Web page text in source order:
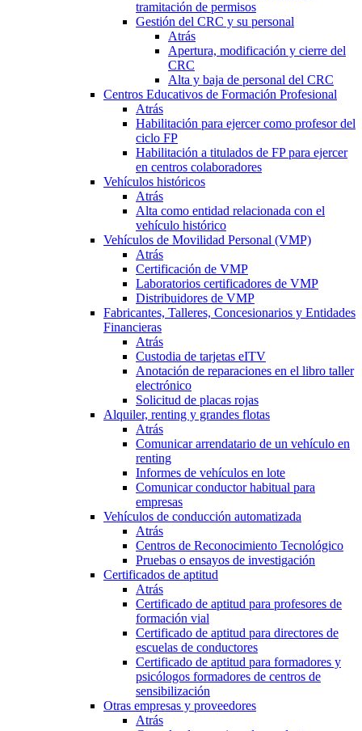
tramitación de permisos
Gestión del CRC y su personal
Atrás
Apertura, modificación y cierre del
CRC
Alta y baja de personal del CRC
Centros Educativos de Formación Profesional
Atrás
Habilitación para ejercer como profesor del
ciclo FP
Habilitación a titulados de FP para ejercer
en centros colaboradores
Vehículos históricos
Atrás
Alta como entidad relacionada con el
vehículo histórico
Vehículos de Movilidad Personal (VMP)
Atrás
Certificación de VMP
Laboratorios certificadores de VMP
Distribuidores de VMP
Fabricantes, Talleres, Concesionarios y Entidades
Financieras
Atrás
Custodia de tarjetas eITV
Anotación de reparaciones en el libro taller
electrónico
Solicitud de placas rojas
Alquiler, renting y grandes flotas
Atrás
Comunicar arrendatario de un vehículo en
renting
Informes de vehículos en lote
Comunicar conductor habitual para
empresas
Vehículos de conducción automatizada
Atrás
Centros de Reconocimiento Tecnológico
Pruebas o ensayos de investigación
Certificados de aptitud
Atrás
Certificado de aptitud para profesores de
formación vial
Certificado de aptitud para directores de
escuelas de conductores
Certificado de aptitud para formadores y
psicólogos formadores de centros de
sensibilización
Otras empresas y proveedores
Atrás